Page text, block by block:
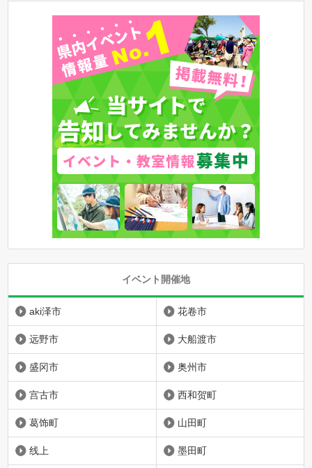
イベント開催地
aki泽市 花卷市
远野市 大船渡市
盛冈市 奥州市
宫古市 西和贺町
葛饰町 山田町
线上 墨田町